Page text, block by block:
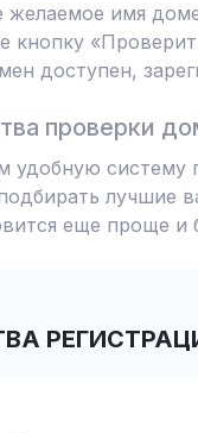
желаемое имя
кнопку
доступен,
проверки
удобную систему
лучшие
еще проще и